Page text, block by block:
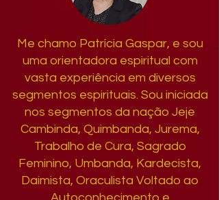
Me chamo Patrícia Gaspar, e sou
uma orientadora espiritual com
vasta experiência em diversos
segmentos espirituais. Sou iniciada
nos segmentos da nação Jeje
Cambinda, Quimbanda, Jurema,
Trabalho de Cura, Sagrado
Feminino, Umbanda, Kardecista,
Daimista, Oraculista Voltado ao